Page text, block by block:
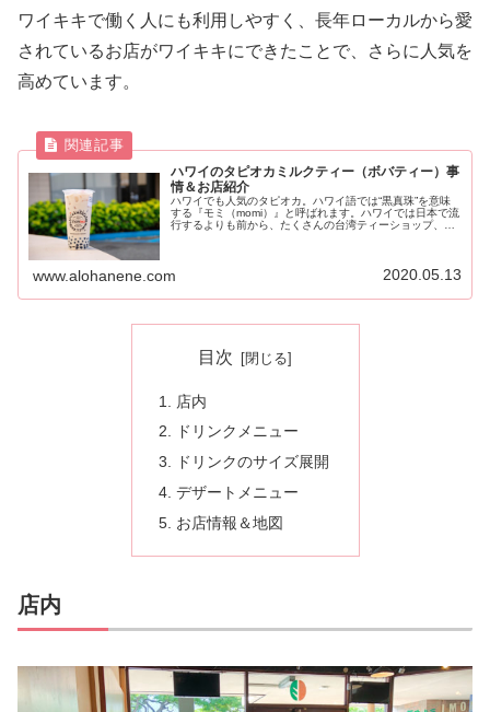
ワイキキで働く人にも利用しやすく、長年ローカルから愛
されているお店がワイキキにできたことで、さらに人気を
高めています。
ハワイのタピオカミルクティー（ボバティー）事
情＆お店紹介
ハワイでも人気のタピオカ。ハワイ語では“黒真珠”を意味
する『モミ（momi）』と呼ばれます。ハワイでは日本で流
行するよりも前から、たくさんの台湾ティーショップ、タ
www.alohanene.com 2020.05.13
目次
店内
ドリンクメニュー
ドリンクのサイズ展開
デザートメニュー
お店情報＆地図
店内